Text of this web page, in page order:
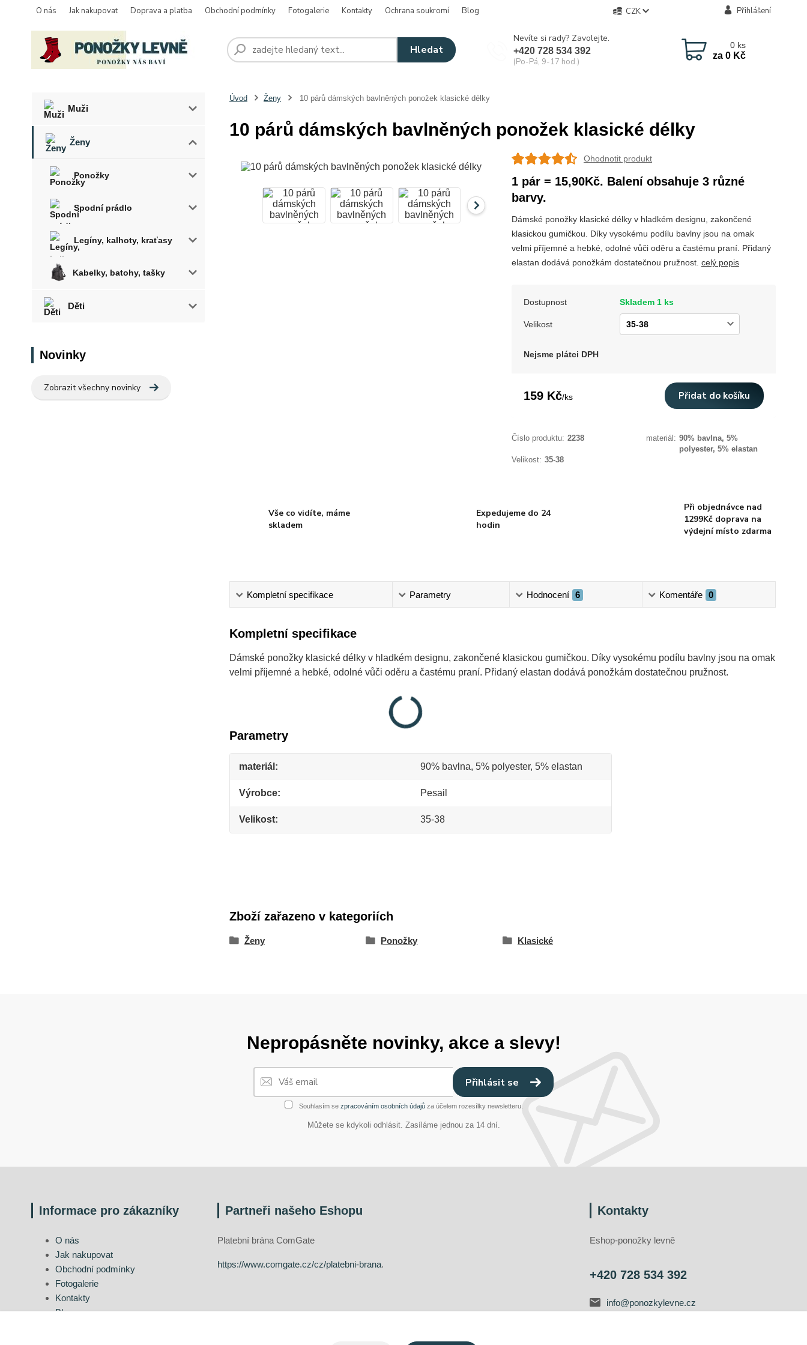
O nás Jak nakupovat Doprava a platba Obchodní podmínky Fotogalerie Kontakty Ochrana soukromí Blog CZK Přihlášení
Hledat
Nevíte si rady? Zavolejte.
+420 728 534 392
(Po-Pá, 9-17 hod.)
0 ks
za 0 Kč
Muži
Ženy
Ponožky
Spodní prádlo
Legíny, kalhoty, kraťasy
Kabelky, batohy, tašky
Děti
Novinky
Zobrazit všechny novinky
Úvod Ženy 10 párů dámských bavlněných ponožek klasické délky
10 párů dámských bavlněných ponožek klasické délky
Ohodnotit produkt
1 pár = 15,90Kč. Balení obsahuje 3 různé
barvy.
Dámské ponožky klasické délky v hladkém designu, zakončené
klasickou gumičkou. Díky vysokému podílu bavlny jsou na omak
velmi příjemné a hebké, odolné vůči oděru a častému praní. Přidaný
elastan dodává ponožkám dostatečnou pružnost. celý popis
Dostupnost Skladem 1 ks
Velikost
Nejsme plátci DPH
159 Kč/ks Přidat do košíku
Číslo produktu: 2238 materiál: 90% bavlna, 5%
polyester, 5% elastan
Velikost: 35-38
Vše co vidíte, máme
skladem
Expedujeme do 24
hodin
Při objednávce nad
1299Kč doprava na
výdejní místo zdarma
Kompletní specifikace Parametry Hodnocení 6 Komentáře 0
Kompletní specifikace
Dámské ponožky klasické délky v hladkém designu, zakončené klasickou gumičkou. Díky vysokému podílu bavlny jsou na omak
velmi příjemné a hebké, odolné vůči oděru a častému praní. Přidaný elastan dodává ponožkám dostatečnou pružnost.
Parametry
materiál 90% bavlna, 5% polyester, 5% elastan
Výrobce Pesail
Velikost 35-38
Zboží zařazeno v kategoriích
Ženy Ponožky Klasické
Nepropásněte novinky, akce a slevy!
Přihlásit se
Souhlasím se zpracováním osobních údajůza účelem rozesílky newsletteru.
Můžete se kdykoli odhlásit. Zasíláme jednou za 14 dní.
Informace pro zákazníky
O nás
Jak nakupovat
Obchodní podmínky
Fotogalerie
Kontakty
Blog
Partneři našeho Eshopu
Platební brána ComGate
https://www.comgate.cz/cz/platebni-brana.
Kontakty
Eshop-ponožky levně
+420 728 534 392
info@ponozkylevne.cz